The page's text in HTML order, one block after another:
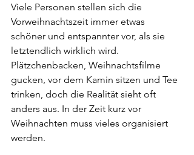
Viele Personen stellen sich die
Vorweihnachtszeit immer etwas
schöner und entspannter vor, als sie
letztendlich wirklich wird.
Plätzchenbacken, Weihnachtsfilme
gucken, vor dem Kamin sitzen und Tee
trinken, doch die Realität sieht oft
anders aus. In der Zeit kurz vor
Weihnachten muss vieles organisiert
werden.